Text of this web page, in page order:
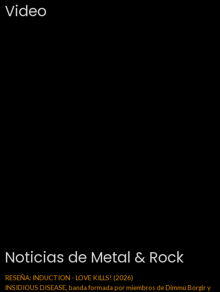
Video
Noticias de Metal & Rock
RESEÑA: INDUCTION - LOVE KILLS! (2026)
INSIDIOUS DISEASE, banda formada por miembros de Dimmu Borgir y